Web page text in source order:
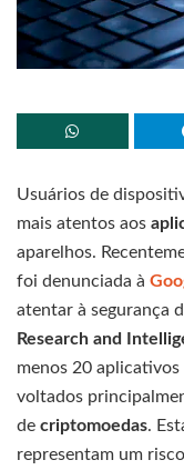
Usuários de
mais atentos aos
aparelhos.
foi denunciada à
atentar à segurança
Research and
menos 20 aplicativos
voltados
de criptomoedas.
representam um